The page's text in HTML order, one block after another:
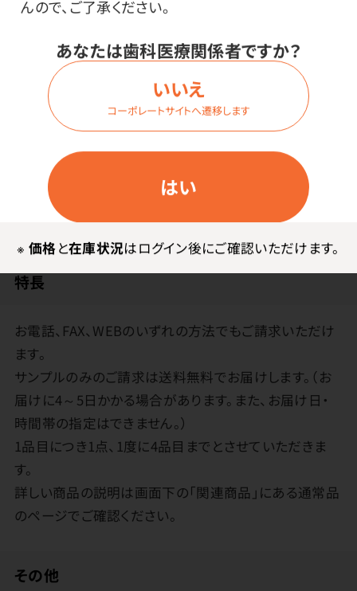
んので、ご了承ください。
あなたは歯科医療関係者ですか？
はい
いいえ
コーポレートサイトへ遷移します
※ 価格と在庫状況はログイン後にご確認いただけます。
価格はログイン後表示
ログイン
商品詳細
特長
お電話、FAX、WEBのいずれの方法でもご請求いただけ
ます。
サンプルのみのご請求は送料無料でお届けします。（お
届けに4～5日かかる場合があります。また、お届け日・
時間帯の指定はできません。）
1品目につき1点、1度に4品目までとさせていただきま
す。
詳しい商品の説明は画面下の「関連商品」にある通常品
のページでご確認ください。
その他